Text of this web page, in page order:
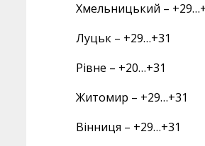
Хмельницький –
Луцьк – +29…+31
Рівне – +20…+31
Житомир – +29…+31
Вінниця – +29…+31